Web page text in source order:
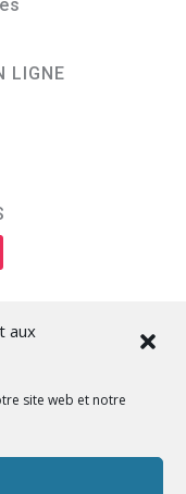
aux
site web et notre
LIGNE